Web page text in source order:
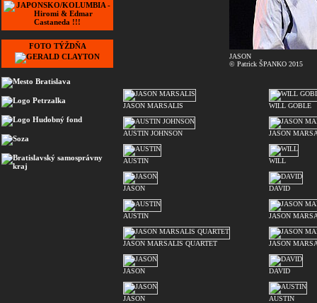
FOTO TÝŽDŇA
JASON
© Patrick ŠPANKO 2015
JASON MARSALIS WILL GOBLE
AUSTIN JOHNSON JASON
AUSTIN WILL
JASON DAVID
AUSTIN JASON
JASON MARSALIS QUARTET JASON
JASON DAVID
JASON AUSTIN